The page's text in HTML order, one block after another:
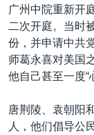
台海两岸关系
南中国海争端
关注西藏
GEN Z 看美国
其他语言网站
广州中院重新开
二次开庭。当时
份，并申请中共
师葛永喜对美国
他自己甚至一度“
唐荆陵、袁朝阳
人，他们倡导公